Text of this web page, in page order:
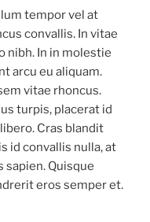
tempor vel at
convallis. In vitae
nibh. In in molestie
arcu eu aliquam.
vitae rhoncus.
turpis, placerat id
Cras blandit
id convallis nulla, at
Quisque
eros semper et.